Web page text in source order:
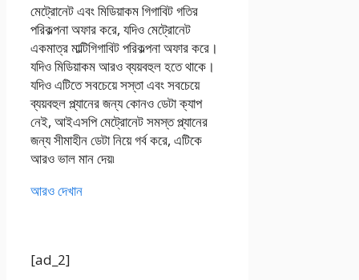
মেট্রোনেট এবং মিডিয়াকম গিগাবিট গতির
পরিকল্পনা অফার করে, যদিও মেট্রোনেট
একমাত্র মাল্টিগিগাবিট পরিকল্পনা অফার করে।
যদিও মিডিয়াকম আরও ব্যয়বহুল হতে থাকে।
যদিও এটিতে সবচেয়ে সস্তা এবং সবচেয়ে
ব্যয়বহুল প্ল্যানের জন্য কোনও ডেটা ক্যাপ
নেই, আইএসপি মেট্রোনেট সমস্ত প্ল্যানের
জন্য সীমাহীন ডেটা নিয়ে গর্ব করে, এটিকে
আরও ভাল মান দেয়৷
আরও দেখান
[ad_2]